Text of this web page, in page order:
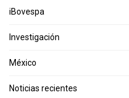
iBovespa
Investigación
México
Noticias recientes